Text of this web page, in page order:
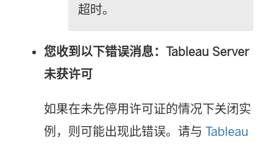
超时。
您收到以下错误消息：Tableau Server
未获许可
如果在未先停用许可证的情况下关闭实
例，则可能出现此错误。请与 Tableau